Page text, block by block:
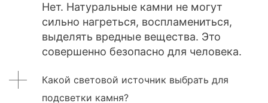
Нет. Натуральные камни не могут
сильно нагреться, воспламениться,
выделять вредные вещества. Это
совершенно безопасно для человека.
Какой световой источник выбрать для
подсветки камня?